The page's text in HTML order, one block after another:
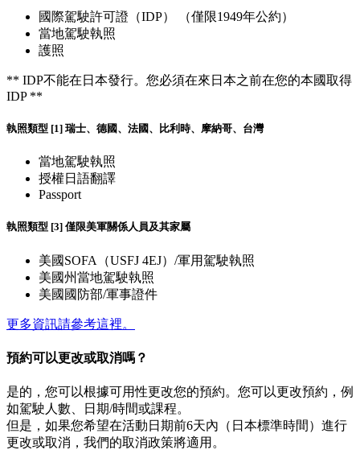
國際駕駛許可證（IDP） （僅限1949年公約）
當地駕駛執照
護照
** IDP不能在日本發行。您必須在來日本之前在您的本國取得
IDP **
執照類型 [1] 瑞士、德國、法國、比利時、摩納哥、台灣
當地駕駛執照
授權日語翻譯
Passport
執照類型 [3] 僅限美軍關係人員及其家屬
美國SOFA（USFJ 4EJ）/軍用駕駛執照
美國州當地駕駛執照
美國國防部/軍事證件
更多資訊請參考這裡。
預約可以更改或取消嗎？
是的，您可以根據可用性更改您的預約。您可以更改預約，例
如駕駛人數、日期/時間或課程。
但是，如果您希望在活動日期前6天內（日本標準時間）進行
更改或取消，我們的取消政策將適用。